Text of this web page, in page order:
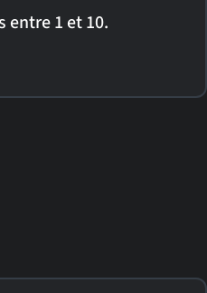
entre 1 et 10.